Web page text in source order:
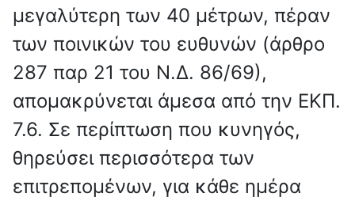
μεγαλύτερη των 40 μέτρων, πέραν
των ποινικών του ευθυνών (άρθρο
287 παρ 21 του Ν.Δ. 86/69),
απομακρύνεται άμεσα από την ΕΚΠ.
7.6. Σε περίπτωση που κυνηγός,
θηρεύσει περισσότερα των
επιτρεπομένων, για κάθε ημέρα